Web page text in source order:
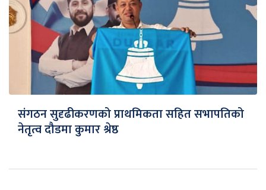
संगठन सुदृढीकरणको प्राथमिकता सहित सभापतिको
नेतृत्व दौडमा कुमार श्रेष्ठ